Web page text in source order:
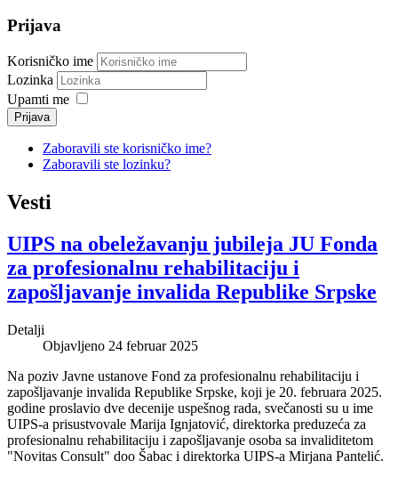
Prijava
Korisničko ime
Lozinka
Upamti me
Prijava
Zaboravili ste korisničko ime?
Zaboravili ste lozinku?
Vesti
UIPS na obeležavanju jubileja JU Fonda
za profesionalnu rehabilitaciju i
zapošljavanje invalida Republike Srpske
Detalji
Objavljeno 24 februar 2025
Na poziv Javne ustanove Fond za profesionalnu rehabilitaciju i
zapošljavanje invalida Republike Srpske, koji je 20. februara 2025.
godine proslavio dve decenije uspešnog rada, svečanosti su u ime
UIPS-a prisustvovale Marija Ignjatović, direktorka preduzeća za
profesionalnu rehabilitaciju i zapošljavanje osoba sa invaliditetom
"Novitas Consult" doo Šabac i direktorka UIPS-a Mirjana Pantelić.